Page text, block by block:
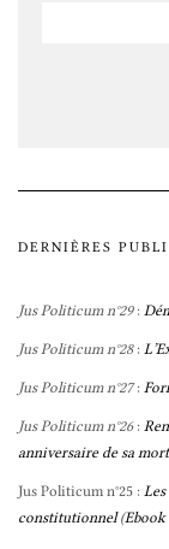
DERNIÈRES
Jus Politicum n°29:
Jus Politicum n°28:
Jus Politicum n°27:
Jus Politicum n°26:
anniversaire de sa mort
Jus Politicum n°25 :
constitutionnel(Ebook